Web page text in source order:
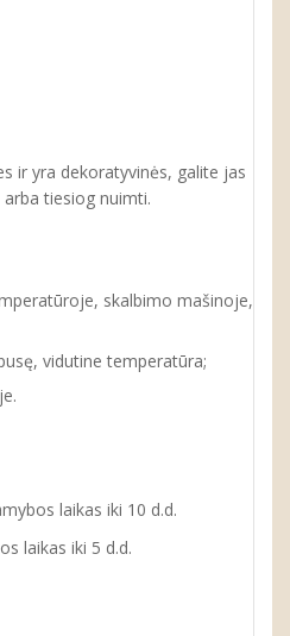
ir yra dekoratyvinės, galite jas
tiesiog nuimti.
skalbimo mašinoje,
vidutine temperatūra;
laikas iki 10 d.d.
laikas iki 5 d.d.